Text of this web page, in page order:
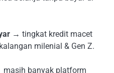
→ tingkat kredit macet
milenial & Gen Z.
masih banyak platform